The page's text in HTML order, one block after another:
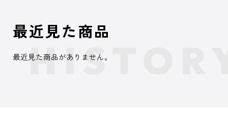
最近見た商品
最近見た商品がありません。